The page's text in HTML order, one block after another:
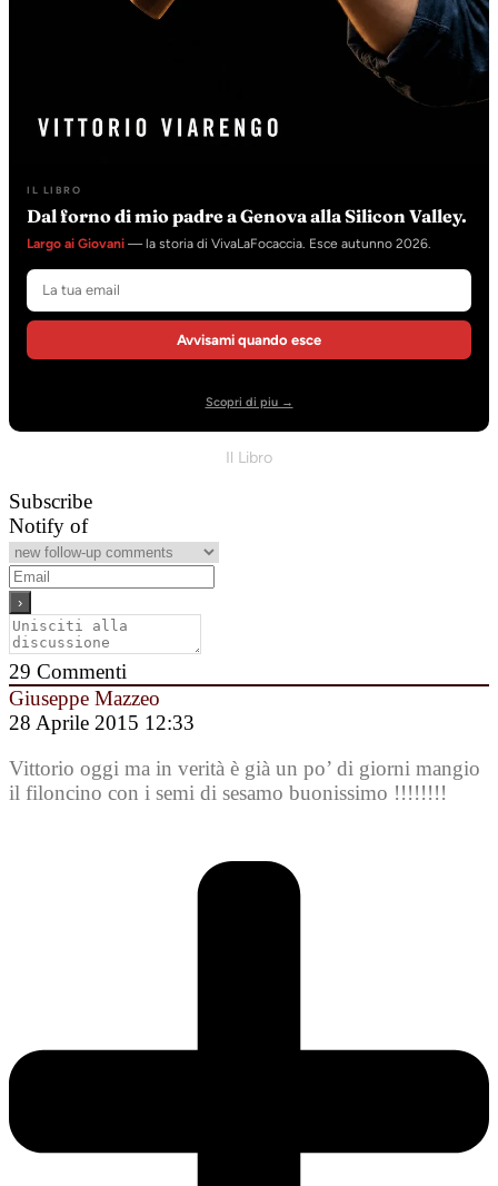
IL LIBRO
Dal forno di mio padre a Genova alla Silicon Valley.
Largo ai Giovani — la storia di VivaLaFocaccia. Esce autunno 2026.
Avvisami quando esce
Scopri di piu →
Il Libro
Subscribe
Notify of
29 Commenti
Giuseppe Mazzeo
28 Aprile 2015 12:33
Vittorio oggi ma in verità è già un po’ di giorni mangio
il filoncino con i semi di sesamo buonissimo !!!!!!!!